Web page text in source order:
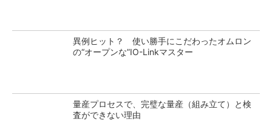
異例ヒット？ 使い勝手にこだわったオムロン
の“オープンな”IO-Linkマスター
量産プロセスで、完璧な量産（組み立て）と検
査ができない理由